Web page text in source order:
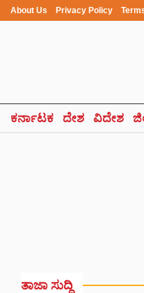
About Us Privacy Policy
ಕರ್ನಾಟಕ ದೇಶ ವಿದೇಶ
ತಾಜಾ ಸುದ್ದಿ